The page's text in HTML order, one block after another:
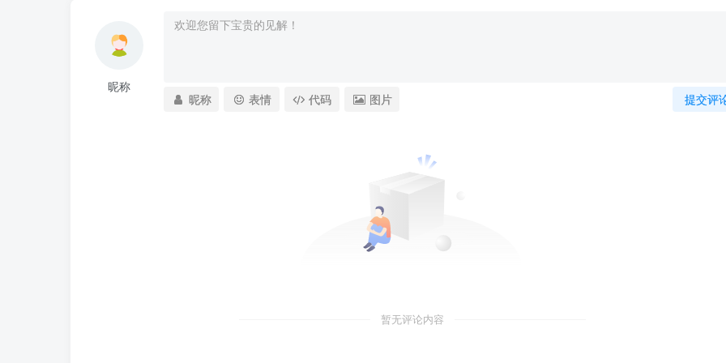
昵称
提交评
昵称 表情 代码 图片
暂无评论内容